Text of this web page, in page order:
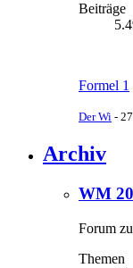
Beiträge
Formel 1
Der Wi -
Archiv
WM
Forum
Themen